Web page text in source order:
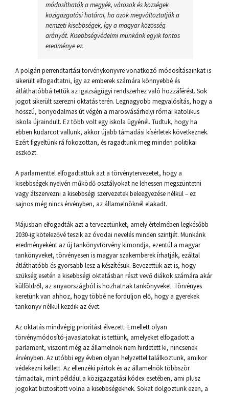
módosíthatók a megyék, városok és községek
közigazgatási határai, ha azok megváltoztatják a
nemzeti kisebbségek, így a magyar közösség
arányát. Kisebbségvédelmi munkánk egyik fontos
eredménye ez.
A polgári perrendtartási törvénykönyvre vonatkozó módosításainkat is
sikerült elfogadtatni, így az emberek számára könnyebbé és
átláthatóbbá tettük az igazságügyi rendszerhez való hozzáférést. Sok
jogot sikerült szerezni oktatás terén. Legnagyobb megvalósítás, hogy a
hosszú, bonyodalmas út végén a marosvásárhelyi római katolikus
iskola újraindult. Ez több volt egy iskola ügyénél. Tudtuk, hogy ha
ebben kudarcot vallunk, akkor újabb támadási kísérletek következnek.
Ezért figyeltünk rá fokozottan, és ragadtunk meg minden politikai
eszközt.
A parlamenttel elfogadtattuk azt a törvénytervezetet, hogy a
kisebbségek nyelvén működő osztályokat ne lehessen megszüntetni
vagy átszervezni a kisebbségi szervezetek beleegyezése nélkül – ez
sajnos még nincs érvényben, az államelnöknél elakadt.
Májusban elfogadták azt a tervezetünket, amely értelmében legkésőbb
2030-ig kötelezővé teszik az óvodai nevelés minden szintjét. Munkánk
eredményeként az új tankönyvtörvény kimondja, ezentúl a magyar
tankönyveket, törvényesen is magyar szakemberek írhatják, ezáltal
átláthatóbb és gyorsabb lesz a készítésük. Bevezettük azt is, hogy
szükség esetén a kisebbségi oktatásban részt vevő diákok számára akár
külföldről, az anyaországból is hozhatnak tankönyveket. Törvényes
keretünk van ahhoz, hogy többé ne forduljon elő, hogy a gyerekek
tankönyv nélkül kezdik az évet.
Az oktatás mindvégig prioritást élvezett. Emellett olyan
törvénymódosító-javaslatokat is tettünk, amelyeket elfogadott a
parlament, viszont még az államelnök nem hirdetett ki, nincsenek
érvényben. Az utóbbi egy évben olyan helyzettel találkoztunk, amikor
védekezni kellett. Az ellenzéki pártok és az államelnök többször
támadtak, mint például a közigazgatási kódex esetében, ami plusz
jogokat biztosított volna a kisebbségeknek. Sokat dolgoztunk ezen, a